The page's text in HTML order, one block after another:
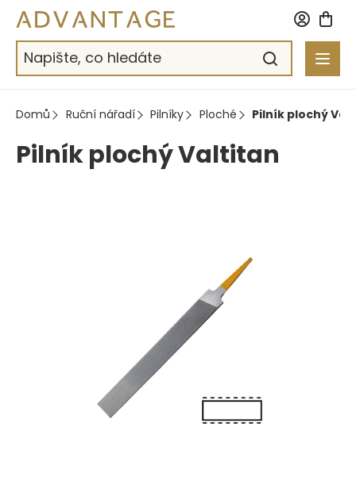
Přejít
obsah
Domů Ruční nářadí Pilníky Ploché Pilník plochý
Pilník plochý Valtitan